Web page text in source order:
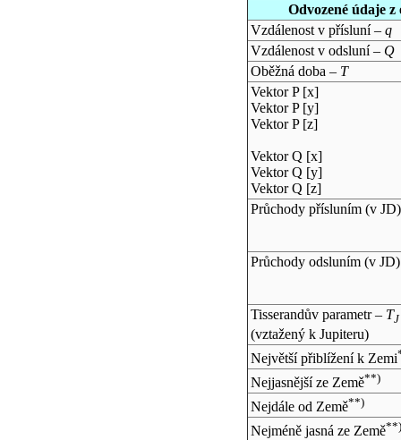
Odvozené údaje
Vzdálenost v přísluní – q
Vzdálenost v odsluní – Q
Oběžná doba – T
Vektor P [x]
Vektor P [y]
Vektor P [z]
Vektor Q [x]
Vektor Q [y]
Vektor Q [z]
Průchody přísluním (v JD)
Průchody odsluním (v JD)
Tisserandův parametr – TJ
(vztažený k Jupiteru)
Největší přiblížení k Zemi
Nejjasnější ze Země**)
Nejdále od Země**)
Nejméně jasná ze Země**)